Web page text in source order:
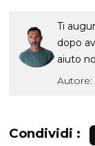
Ti
dopo
aiuto
Autore:
Condividi :